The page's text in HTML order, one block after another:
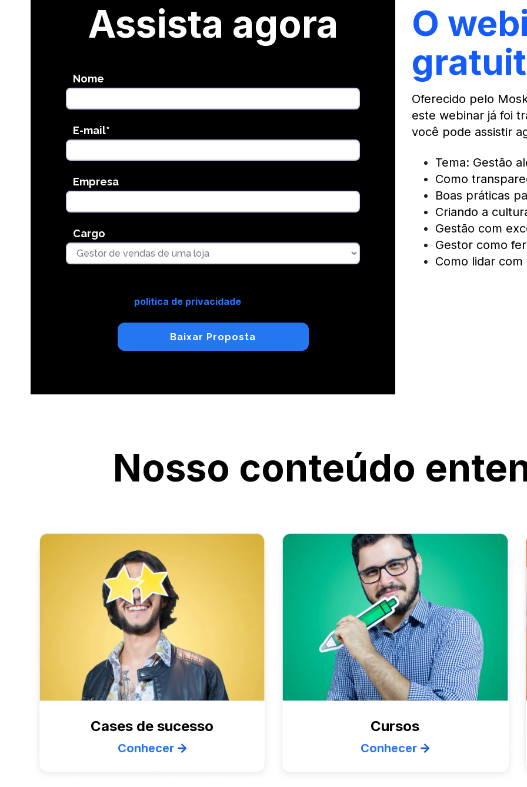
Assista agora
Nome
E-mail*
Empresa
Cargo
política de privacidadedo Moskit.
O
Oferecido pelo
este webinar já foi
você pode assistir
Tema: Gestão
Como
Boas práticas
Criando a
Gestão com
Gestor como
Como lidar
Nosso conteúdo
Cases de sucesso
Conhecer
Cursos
Conhecer